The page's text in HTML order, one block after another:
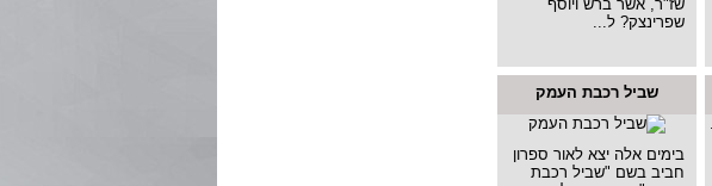
שז"ר, אשר ברש ויוסף
שפרינצק? ל...
שביל רכבת העמק
בימים אלה יצא לאור ספרון
חביב בשם "שביל רכבת